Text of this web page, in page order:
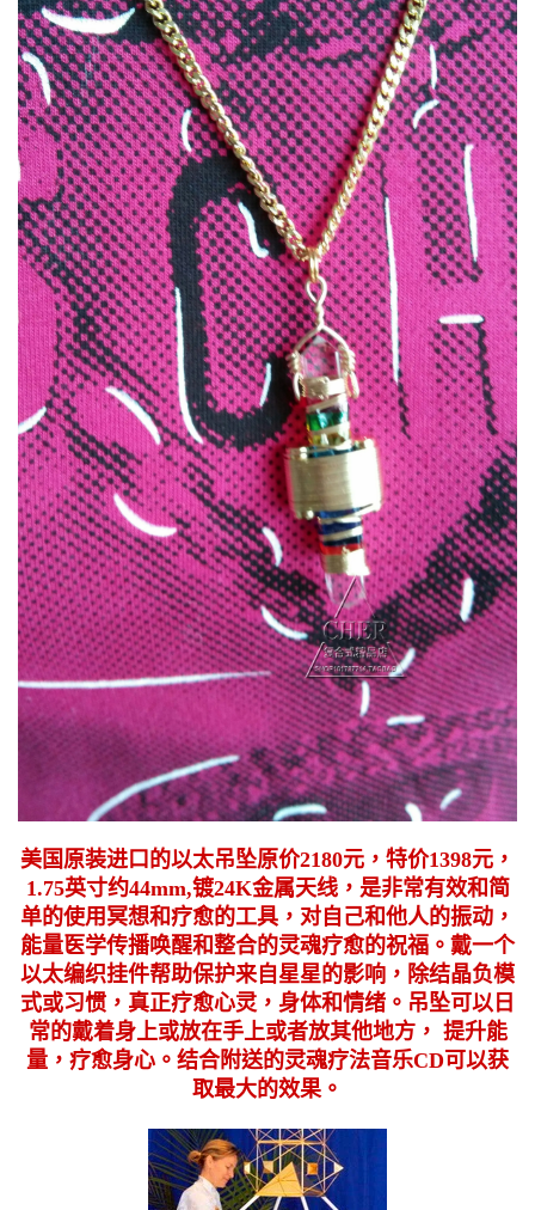
美国原装进口的以太吊坠原价2180元，特价1398元，
1.75英寸约44mm,镀24K金属天线，是非常有效和简
单的使用冥想和疗愈的工具，对自己和他人的振动，
能量医学传播唤醒和整合的灵魂疗愈的祝福。戴一个
以太编织挂件帮助保护来自星星的影响，除结晶负模
式或习惯，真正疗愈心灵，身体和情绪。吊坠可以日
常的戴着身上或放在手上或者放其他地方， 提升能
量，疗愈身心。结合附送的灵魂疗法音乐CD可以获
取最大的效果。